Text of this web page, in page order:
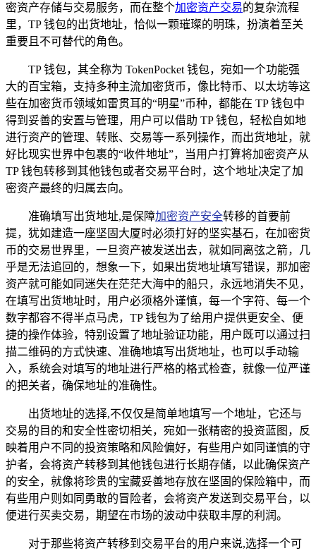
密资产存储与交易服务，而在整个加密资产交易的复杂流程
里，TP 钱包的出货地址，恰似一颗璀璨的明珠，扮演着至关
重要且不可替代的角色。
TP 钱包，其全称为 TokenPocket 钱包，宛如一个功能强
大的百宝箱，支持多种主流加密货币，像比特币、以太坊等这
些在加密货币领域如雷贯耳的“明星”币种，都能在 TP 钱包中
得到妥善的安置与管理，用户可以借助 TP 钱包，轻松自如地
进行资产的管理、转账、交易等一系列操作，而出货地址，就
好比现实世界中包裹的“收件地址”，当用户打算将加密资产从
TP 钱包转移到其他钱包或者交易平台时，这个地址决定了加
密资产最终的归属去向。
准确填写出货地址,是保障加密资产安全转移的首要前
提，犹如建造一座坚固大厦时必须打好的坚实基石，在加密货
币的交易世界里，一旦资产被发送出去，就如同离弦之箭，几
乎是无法追回的，想象一下，如果出货地址填写错误，那加密
资产就可能如同迷失在茫茫大海中的船只，永远地消失不见，
在填写出货地址时，用户必须格外谨慎，每一个字符、每一个
数字都容不得半点马虎，TP 钱包为了给用户提供更安全、便
捷的操作体验，特别设置了地址验证功能，用户既可以通过扫
描二维码的方式快速、准确地填写出货地址，也可以手动输
入，系统会对填写的地址进行严格的格式检查，就像一位严谨
的把关者，确保地址的准确性。
出货地址的选择,不仅仅是简单地填写一个地址，它还与
交易的目的和安全性密切相关，宛如一张精密的投资蓝图，反
映着用户不同的投资策略和风险偏好，有些用户如同谨慎的守
护者，会将资产转移到其他钱包进行长期存储，以此确保资产
的安全，就像将珍贵的宝藏妥善地存放在坚固的保险箱中，而
有些用户则如同勇敢的冒险者，会将资产发送到交易平台，以
便进行买卖交易，期望在市场的波动中获取丰厚的利润。
对于那些将资产转移到交易平台的用户来说,选择一个可